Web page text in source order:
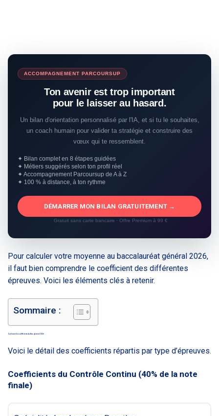
ACCOMPAGNEMENT PARCOURSUP
Ton avenir est trop important
pour le laisser au hasard.
Un bilan d'orientation personnalisé par l'IA, et si tu le souhaites,
un coach humain pour valider ta stratégie et construire des
vœux qui te ressemblent.
✦ Bilan complet en 8 étapes guidées
✦ Métiers suggérés selon ton profil réel
✦ Accompagnement Parcoursup de A à Z
✦ 100 % à distance, à ton rythme
DÉMARRER MON BILAN GRATUITEMENT →
Gratuit sans carte bancaire · Offre Premium à 99 €
Pour calculer votre moyenne au baccalauréat général 2026,
il faut bien comprendre le coefficient des différentes
épreuves. Voici les éléments clés à retenir.
Sommaire :
Quels sont les coefficients du Bac général 2026
Voici le détail des coefficients répartis par type d’épreuves.
Coefficients du Contrôle Continu (40% de la note
finale)